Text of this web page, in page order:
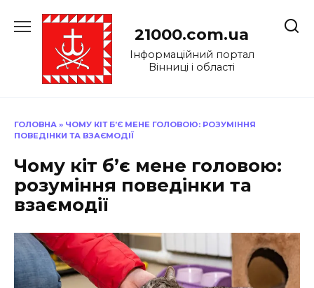
до
21000.com.ua
Інформаційний портал
Вінниці і області
ГОЛОВНА » ЧОМУ КІТ Б’Є МЕНЕ ГОЛОВОЮ: РОЗУМІННЯ
ПОВЕДІНКИ ТА ВЗАЄМОДІЇ
Чому кіт б’є мене головою:
розуміння поведінки та
взаємодії